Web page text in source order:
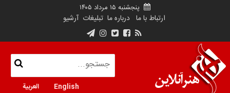
پنجشنبه ۱۵ مرداد ۱۴۰۵
ارتباط با ما درباره ما تبلیغات آرشیو
English العربية